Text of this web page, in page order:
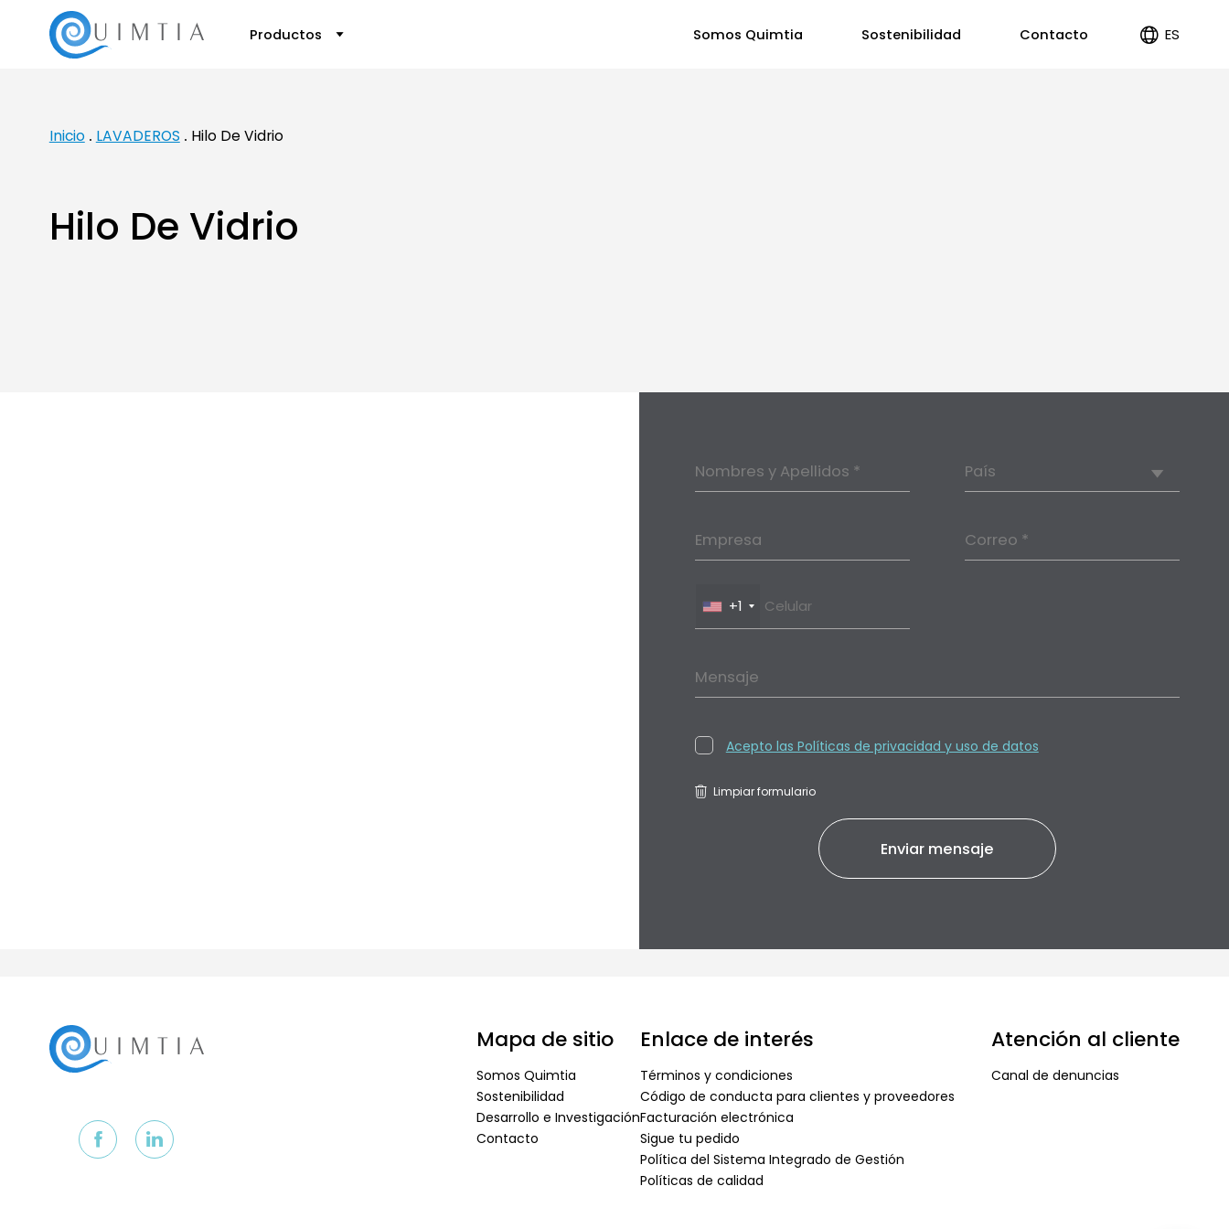
Productos Somos Quimtia Sostenibilidad Contacto ES
Inicio
LAVADEROS Hilo De Vidrio
Hilo De Vidrio
Nombres y Apellidos * País
Empresa Correo *
+1
Mensaje
Acepto las Políticas de privacidad y uso de datos
Limpiar formulario
Mapa de sitio
Somos Quimtia
Sostenibilidad
Desarrollo e Investigación
Contacto
Enlace de interés
Términos y condiciones
Código de conducta para clientes y proveedores
Facturación electrónica
Sigue tu pedido
Política del Sistema Integrado de Gestión
Políticas de calidad
Atención al cliente
Canal de denuncias